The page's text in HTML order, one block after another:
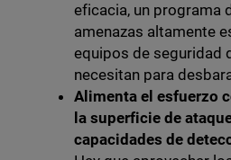
eficacia, un programa
amenazas altamente
equipos de seguridad
necesitan para
Alimenta el esfuerzo
la superficie de
capacidades de